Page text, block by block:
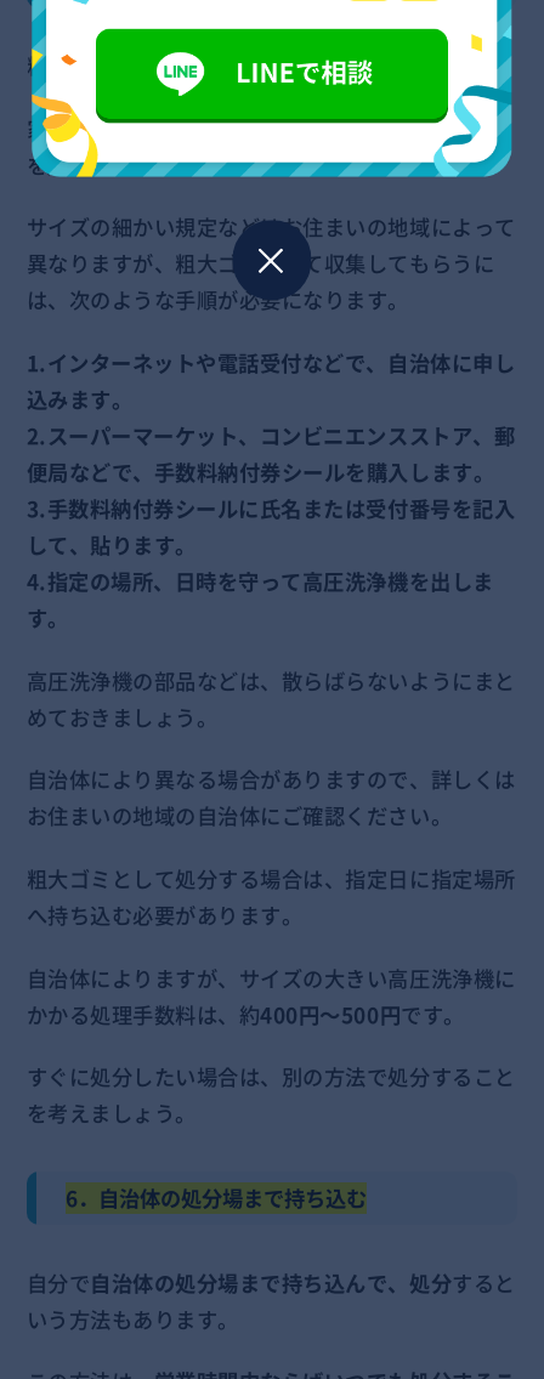
粗大ゴミとして自治体に収集してもらいましょう。
家庭ゴミの基準より大きな高圧洗浄機（30～50㎝
を超える）は、粗大ゴミ扱いとなります。
サイズの細かい規定などはお住まいの地域によって
異なりますが、粗大ゴミとして収集してもらうに
は、次のような手順が必要になります。
1.インターネットや電話受付などで、自治体に申し
込みます。
2.スーパーマーケット、コンビニエンスストア、郵
便局などで、手数料納付券シールを購入します。
3.手数料納付券シールに氏名または受付番号を記入
して、貼ります。
4.指定の場所、日時を守って高圧洗浄機を出しま
す。
高圧洗浄機の部品などは、散らばらないようにまと
めておきましょう。
自治体により異なる場合がありますので、詳しくは
お住まいの地域の自治体にご確認ください。
粗大ゴミとして処分する場合は、指定日に指定場所
へ持ち込む必要があります。
自治体によりますが、サイズの大きい高圧洗浄機に
かかる処理手数料は、約400円～500円です。
すぐに処分したい場合は、別の方法で処分すること
を考えましょう。
6．自治体の処分場まで持ち込む
自分で自治体の処分場まで持ち込んで、処分すると
いう方法もあります。